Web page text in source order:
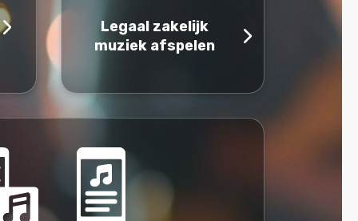
Legaal zakelijk
muziek afspelen